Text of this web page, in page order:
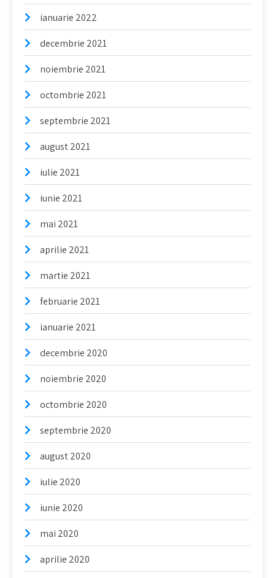
ianuarie 2022
decembrie 2021
noiembrie 2021
octombrie 2021
septembrie 2021
august 2021
iulie 2021
iunie 2021
mai 2021
aprilie 2021
martie 2021
februarie 2021
ianuarie 2021
decembrie 2020
noiembrie 2020
octombrie 2020
septembrie 2020
august 2020
iulie 2020
iunie 2020
mai 2020
aprilie 2020